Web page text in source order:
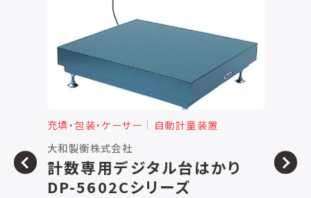
充填・包装・ケーサー
自動計量装置
大和製衡株式会社
計数専用デジタル台はかり
DP-5602Cシリーズ